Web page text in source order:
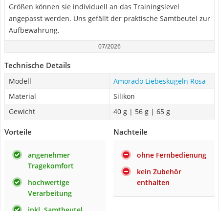
Größen können sie individuell an das Trainingslevel
angepasst werden. Uns gefällt der praktische Samtbeutel zur
Aufbewahrung.
07/2026
Technische Details
Modell
Amorado Liebeskugeln Rosa
Material
Silikon
Gewicht
40 g | 56 g | 65 g
Vorteile
angenehmer
Tragekomfort
hochwertige
Verarbeitung
Nachteile
ohne Fernbedienung
kein Zubehör
enthalten